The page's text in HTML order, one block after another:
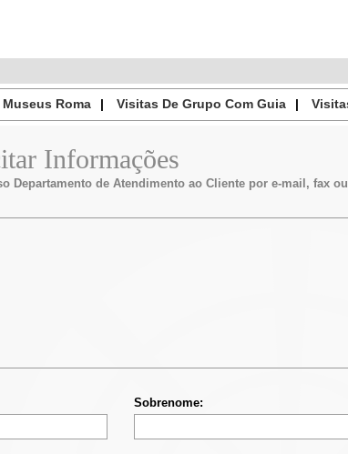
Roma Visitas De Grupo Com Guia
Informações
Departamento de Atendimento ao Cliente por e-mail, fax
Sobrenome: